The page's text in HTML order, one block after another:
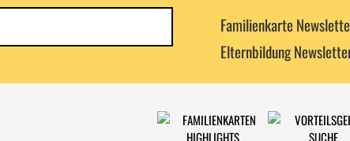
Newsletterkategorie
abonnieren
Familienkarte
Elternbildung